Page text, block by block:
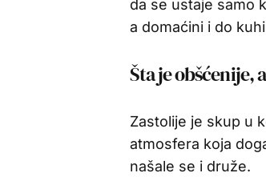
da se ustaje samo
a domaćini i do
Šta je obšćenije,
Zastolije je skup u
atmosfera koja
našale se i druže.